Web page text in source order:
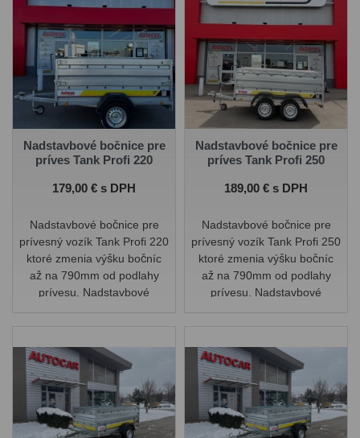
Nadstavbové bočnice pre
príves Tank Profi 220
Cena
179,00 € s DPH
Nadstavbové bočnice pre
prívesný vozík Tank Profi 220
ktoré zmenia výšku bočníc
až na 790mm od podlahy
prívesu. Nadstavbové
Nadstavbové bočnice pre
príves Tank Profi 250
Cena
189,00 € s DPH
Nadstavbové bočnice pre
prívesný vozík Tank Profi 250
ktoré zmenia výšku bočníc
až na 790mm od podlahy
prívesu. Nadstavbové